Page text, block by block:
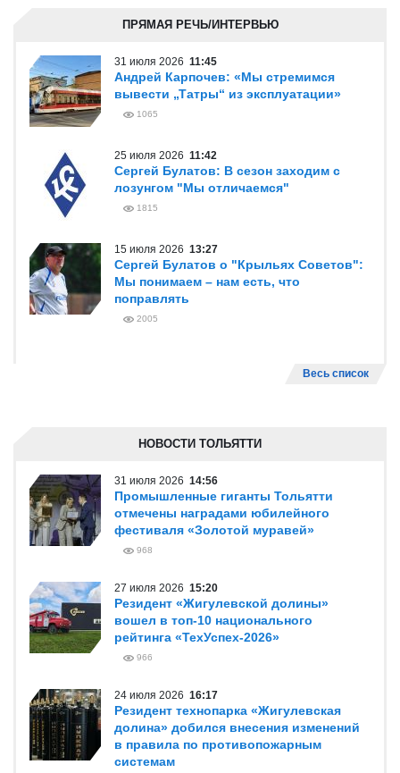
ПРЯМАЯ РЕЧЬ/ИНТЕРВЬЮ
31 июля 2026 11:45
Андрей Карпочев: «Мы стремимся
вывести „Татры“ из эксплуатации»
1065
25 июля 2026 11:42
Сергей Булатов: В сезон заходим с
лозунгом "Мы отличаемся"
1815
15 июля 2026 13:27
Сергей Булатов о "Крыльях Советов":
Мы понимаем – нам есть, что
поправлять
2005
Весь список
НОВОСТИ ТОЛЬЯТТИ
31 июля 2026 14:56
Промышленные гиганты Тольятти
отмечены наградами юбилейного
фестиваля «Золотой муравей»
968
27 июля 2026 15:20
Резидент «Жигулевской долины»
вошел в топ-10 национального
рейтинга «ТехУспех-2026»
966
24 июля 2026 16:17
Резидент технопарка «Жигулевская
долина» добился внесения изменений
в правила по противопожарным
системам